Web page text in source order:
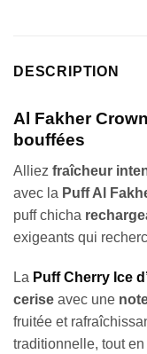
DESCRIPTION
Al Fakher
bouffées
Alliez fraîcheur
avec la Puff Al
puff chicha
exigeants qui
La Puff Cherry Ice
cerise avec une
fruitée et
traditionnelle, tout